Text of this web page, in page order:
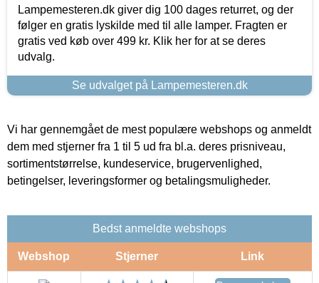
Lampemesteren.dk giver dig 100 dages returret, og der
følger en gratis lyskilde med til alle lamper. Fragten er
gratis ved køb over 499 kr. Klik her for at se deres
udvalg.
Se udvalget på Lampemesteren.dk
Vi har gennemgået de mest populære webshops og anmeldt
dem med stjerner fra 1 til 5 ud fra bl.a. deres prisniveau,
sortimentstørrelse, kundeservice, brugervenlighed,
betingelser, leveringsformer og betalingsmuligheder.
Bedst anmeldte webshops
Webshop Stjerner Link